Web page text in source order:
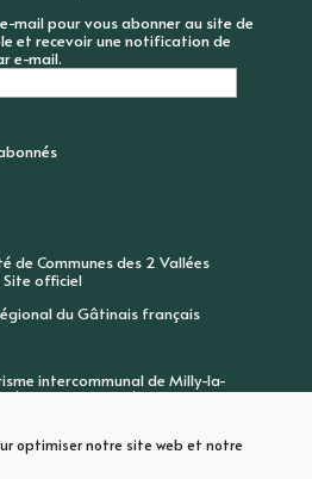
optimiser notre site web et notre
mail pour vous abonner au site de
et recevoir une notification de
e-mail.
de Communes des 2 Vallées
Site officiel
du Gâtinais français
intercommunal de Milly-la-
l’Ecole, Vallée de l’Essonne